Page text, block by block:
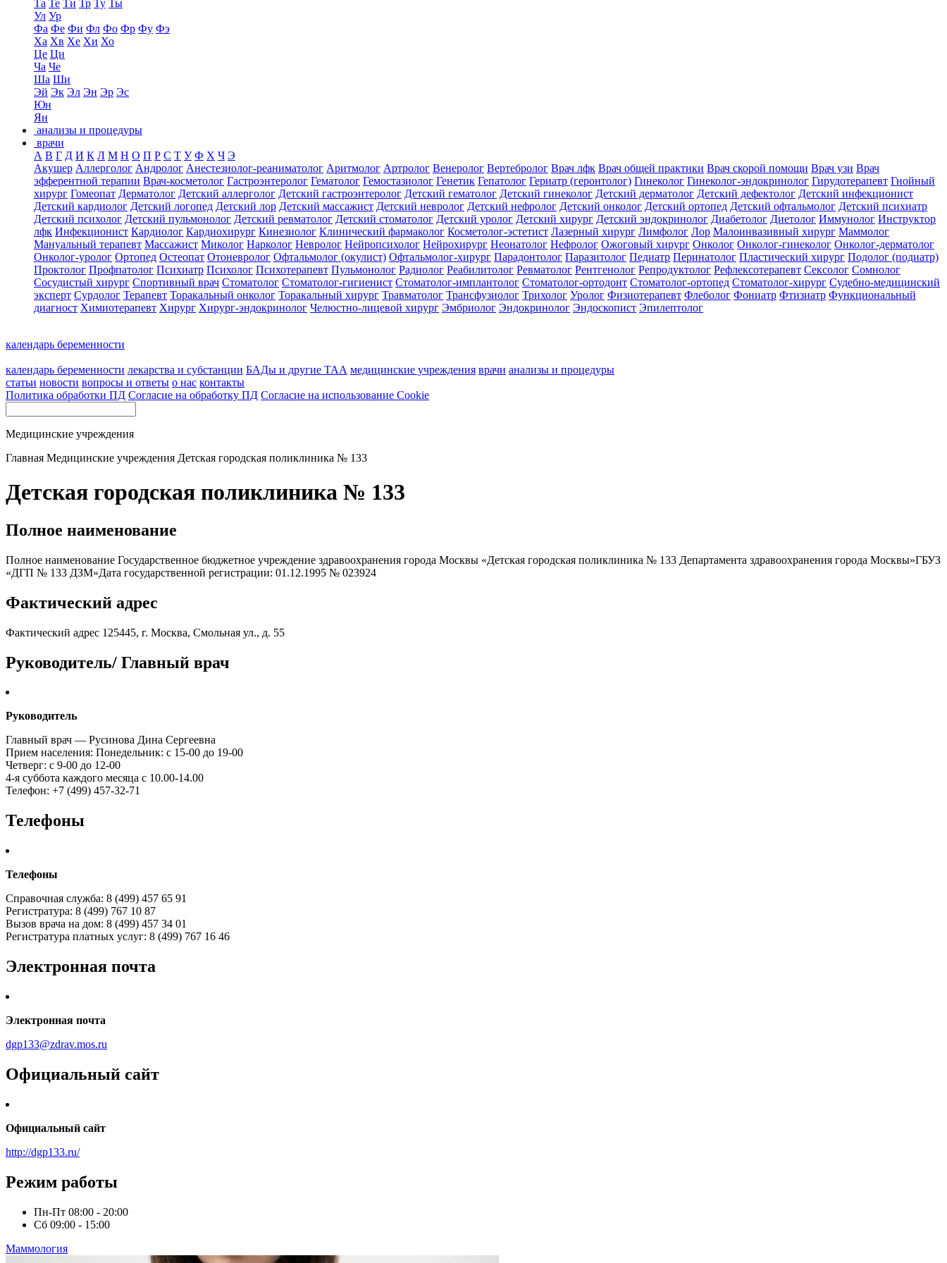
Та Те Ти Тр Ту Ты
Ул Ур
Фа Фе Фи Фл Фо Фр Фу Фэ
Ха Хв Хе Хи Хо
Це Ци
Ча Че
Ша Ши
Эй Эк Эл Эн Эр Эс
Юн
Ян
анализы и процедуры
врачи
А В Г Д И К Л М Н О П Р С Т У Ф Х Ч Э
Акушер Аллерголог Андролог Анестезиолог-реаниматолог Аритмолог Артролог Венеролог Вертебролог Врач лфк Врач общей практики Врач скорой помощи Врач узи Врач
эфферентной терапии Врач-косметолог Гастроэнтеролог Гематолог Гемостазиолог Генетик Гепатолог Гериатр (геронтолог) Гинеколог Гинеколог-эндокринолог Гирудотерапевт Гнойный
хирург Гомеопат Дерматолог Детский аллерголог Детский гастроэнтеролог Детский гематолог Детский гинеколог Детский дерматолог Детский дефектолог Детский инфекционист
Детский кардиолог Детский логопед Детский лор Детский массажист Детский невролог Детский нефролог Детский онколог Детский ортопед Детский офтальмолог Детский психиатр
Детский психолог Детский пульмонолог Детский ревматолог Детский стоматолог Детский уролог Детский хирург Детский эндокринолог Диабетолог Диетолог Иммунолог Инструктор
лфк Инфекционист Кардиолог Кардиохирург Кинезиолог Клинический фармаколог Косметолог-эстетист Лазерный хирург Лимфолог Лор Малоинвазивный хирург Маммолог
Мануальный терапевт Массажист Миколог Нарколог Невролог Нейропсихолог Нейрохирург Неонатолог Нефролог Ожоговый хирург Онколог Онколог-гинеколог Онколог-дерматолог
Онколог-уролог Ортопед Остеопат Отоневролог Офтальмолог (окулист) Офтальмолог-хирург Парадонтолог Паразитолог Педиатр Перинатолог Пластический хирург Подолог (подиатр)
Проктолог Профпатолог Психиатр Психолог Психотерапевт Пульмонолог Радиолог Реабилитолог Ревматолог Рентгенолог Репродуктолог Рефлексотерапевт Сексолог Сомнолог
Сосудистый хирург Спортивный врач Стоматолог Стоматолог-гигиенист Стоматолог-имплантолог Стоматолог-ортодонт Стоматолог-ортопед Стоматолог-хирург Судебно-медицинский
эксперт Сурдолог Терапевт Торакальный онколог Торакальный хирург Травматолог Трансфузиолог Трихолог Уролог Физиотерапевт Флеболог Фониатр Фтизиатр Функциональный
диагност Химиотерапевт Хирург Хирург-эндокринолог Челюстно-лицевой хирург Эмбриолог Эндокринолог Эндоскопист Эпилептолог
календарь беременности
календарь беременности лекарства и субстанции БАДы и другие ТАА медицинские учреждения врачи анализы и процедуры
статьи новости вопросы и ответы о нас контакты
Политика обработки ПД Согласие на обработку ПД Согласие на использование Cookie
Медицинские учреждения
Главная Медицинские учреждения Детская городская поликлиника № 133
Детская городская поликлиника № 133
Полное наименование
Полное наименование Государственное бюджетное учреждение здравоохранения города Москвы «Детская городская поликлиника № 133 Департамента здравоохранения города Москвы»ГБУЗ
«ДГП № 133 ДЗМ»Дата государственной регистрации: 01.12.1995 № 023924
Фактический адрес
Фактический адрес 125445, г. Москва, Смольная ул., д. 55
Руководитель/ Главный врач
Руководитель
Главный врач — Русинова Дина Сергеевна
Прием населения: Понедельник: с 15-00 до 19-00
Четверг: с 9-00 до 12-00
4-я суббота каждого месяца с 10.00-14.00
Телефон: +7 (499) 457-32-71
Телефоны
Телефоны
Справочная служба: 8 (499) 457 65 91
Регистратура: 8 (499) 767 10 87
Вызов врача на дом: 8 (499) 457 34 01
Регистратура платных услуг: 8 (499) 767 16 46
Электронная почта
Электронная почта
dgp133@zdrav.mos.ru
Официальный сайт
Официальный сайт
http://dgp133.ru/
Режим работы
Пн-Пт 08:00 - 20:00
Сб 09:00 - 15:00
Маммология